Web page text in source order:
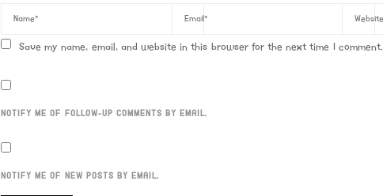
Save my name, email, and website in this browser for the next time I comment.
NOTIFY ME OF FOLLOW-UP COMMENTS BY EMAIL.
NOTIFY ME OF NEW POSTS BY EMAIL.